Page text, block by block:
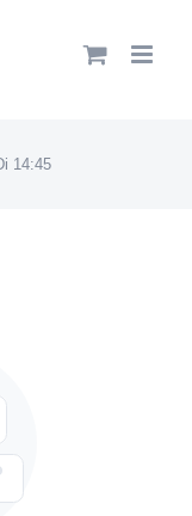
14:45